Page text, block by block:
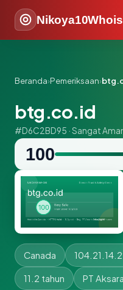
Nikoya10Whois
Beranda›Pemeriksaan›
btg.co.id
#D6C2BD95 · Sangat
100
Canada
11.2 tahun PT